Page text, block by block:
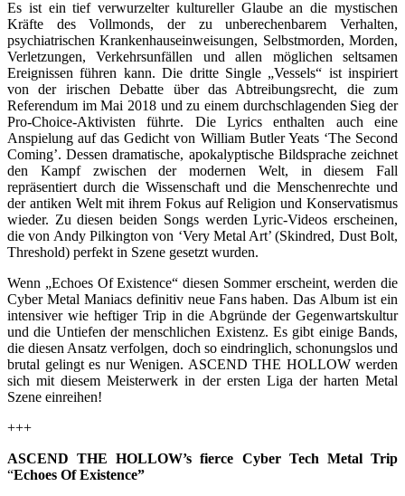
Es ist ein tief verwurzelter kultureller Glaube an die mystischen
Kräfte des Vollmonds, der zu unberechenbarem Verhalten,
psychiatrischen Krankenhauseinweisungen, Selbstmorden, Morden,
Verletzungen, Verkehrsunfällen und allen möglichen seltsamen
Ereignissen führen kann. Die dritte Single „Vessels“ ist inspiriert
von der irischen Debatte über das Abtreibungsrecht, die zum
Referendum im Mai 2018 und zu einem durchschlagenden Sieg der
Pro-Choice-Aktivisten führte. Die Lyrics enthalten auch eine
Anspielung auf das Gedicht von William Butler Yeats ‘The Second
Coming’. Dessen dramatische, apokalyptische Bildsprache zeichnet
den Kampf zwischen der modernen Welt, in diesem Fall
repräsentiert durch die Wissenschaft und die Menschenrechte und
der antiken Welt mit ihrem Fokus auf Religion und Konservatismus
wieder. Zu diesen beiden Songs werden Lyric-Videos erscheinen,
die von Andy Pilkington von ‘Very Metal Art’ (Skindred, Dust Bolt,
Threshold) perfekt in Szene gesetzt wurden.
Wenn „Echoes Of Existence“ diesen Sommer erscheint, werden die
Cyber Metal Maniacs definitiv neue Fans haben. Das Album ist ein
intensiver wie heftiger Trip in die Abgründe der Gegenwartskultur
und die Untiefen der menschlichen Existenz. Es gibt einige Bands,
die diesen Ansatz verfolgen, doch so eindringlich, schonungslos und
brutal gelingt es nur Wenigen. ASCEND THE HOLLOW werden
sich mit diesem Meisterwerk in der ersten Liga der harten Metal
Szene einreihen!
+++
ASCEND THE HOLLOW’s fierce Cyber Tech Metal Trip
“Echoes Of Existence”